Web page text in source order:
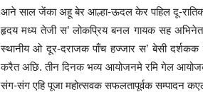
आने साल जेंका अहू बेर आल्हा-ऊदल केर पहिल दू-
हृदय मध्य तेजी स’ लोकप्रिय बनल गायक सह
स्थानीय ओ दूर-दराजक पाँच हज्जार स’ बेसी
करैत अछि. तीन दिनक भव्य आयोजनमे रमि गेल
संग-संग एहि पूजा महोत्सवक सफलतापूर्वक सम्पादन